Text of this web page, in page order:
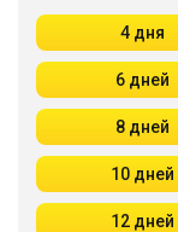
4 дня
6 дней
8 дней
10 дней
12 дней